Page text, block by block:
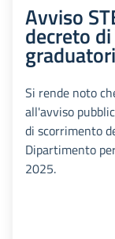
Avviso
decreto
Si rende noto
all'avviso
di scorrimento
Dipartimento
2025.